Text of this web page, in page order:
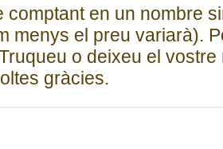
comptant en un nombre
menys el preu variarà).
o deixeu el
gràcies.